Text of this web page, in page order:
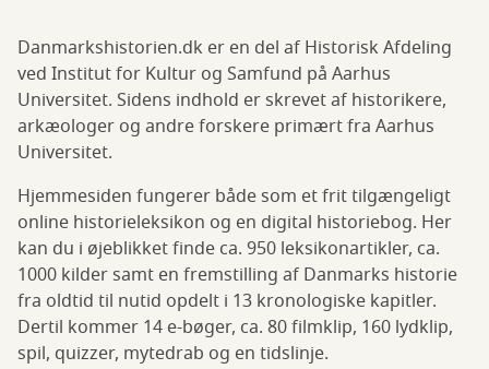
Danmarkshistorien.dk er en del af Historisk Afdeling
ved Institut for Kultur og Samfund på Aarhus
Universitet. Sidens indhold er skrevet af historikere,
arkæologer og andre forskere primært fra Aarhus
Universitet.
Hjemmesiden fungerer både som et frit tilgængeligt
online historieleksikon og en digital historiebog. Her
kan du i øjeblikket finde ca. 950 leksikonartikler, ca.
1000 kilder samt en fremstilling af Danmarks historie
fra oldtid til nutid opdelt i 13 kronologiske kapitler.
Dertil kommer 14 e-bøger, ca. 80 filmklip, 160 lydklip,
spil, quizzer, mytedrab og en tidslinje.